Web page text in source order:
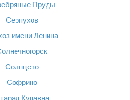
Пруды
Серпухов
имени Ленина
Солнцево
Софрино
Купавна